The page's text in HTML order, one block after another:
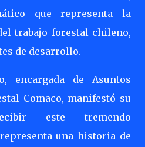
que representa la
trabajo forestal chileno,
de desarrollo.
encargada de Asuntos
Comaco, manifestó su
este tremendo
una historia de